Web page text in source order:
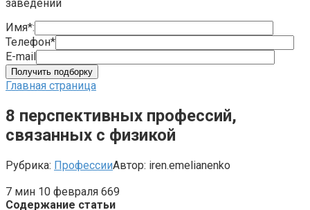
заведений
Имя*:
Телефон*
E-mail
Получить подборку
Главная страница
8 перспективных профессий,
связанных с физикой
Рубрика: ПрофессииАвтор: iren.emelianenko
7 мин 10 февраля 669
Содержание статьи